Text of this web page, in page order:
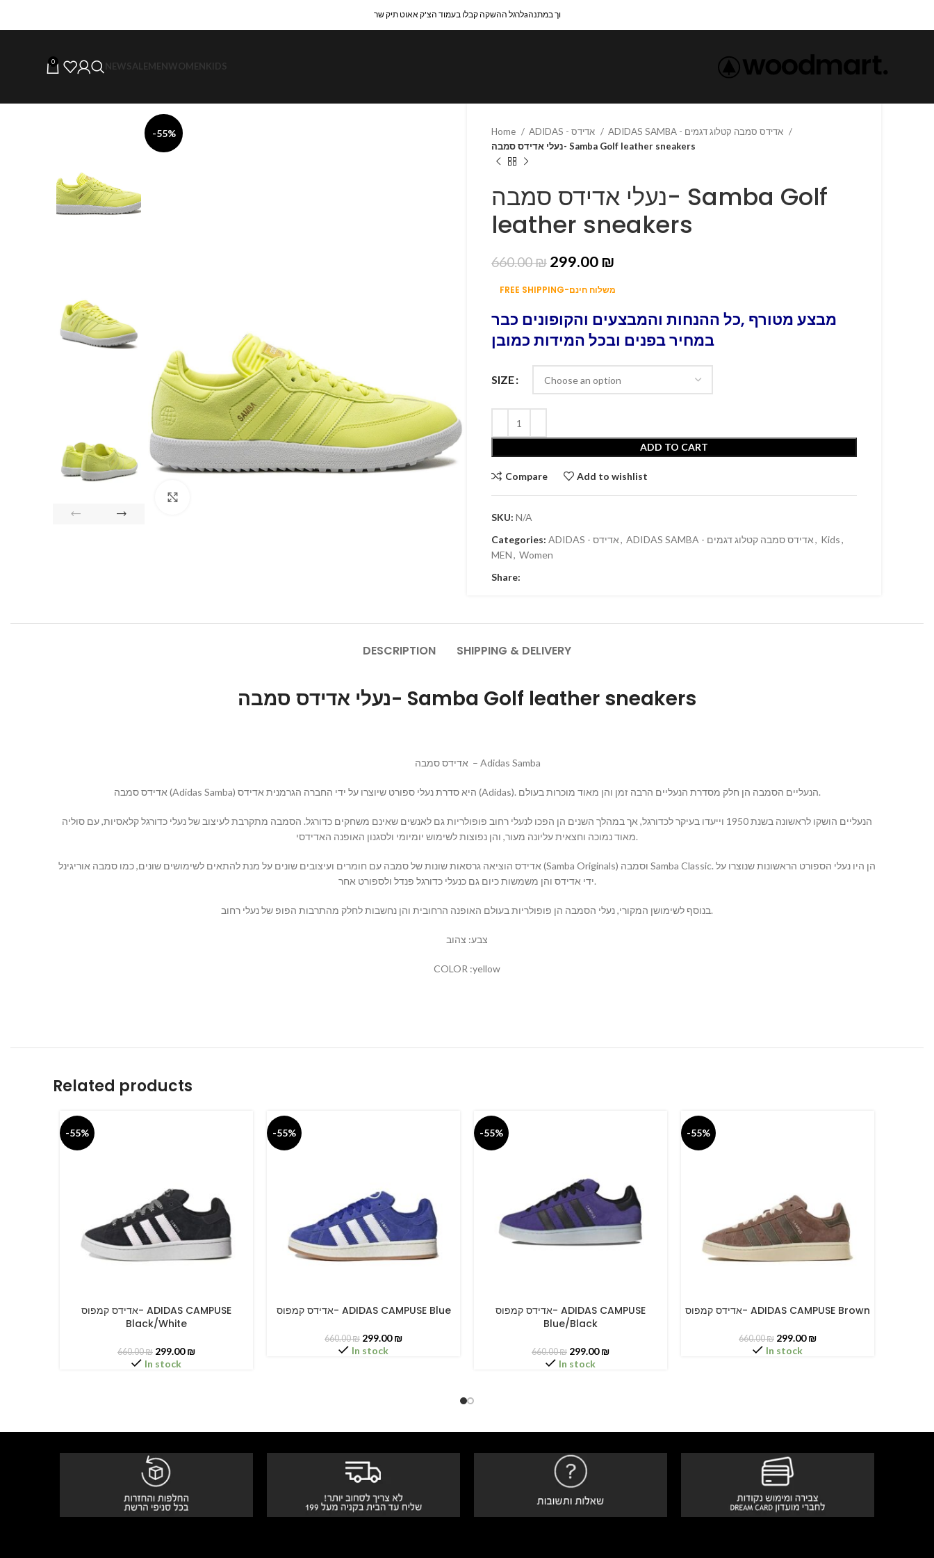
לרגל ההשקה קבלו בעמוד הצ'ק אאוט תיק שרaוך במתנה
0 NEWSALEMENWOMENKIDS
-55% Home
נעלי אדידס סמבה- Samba Golf leather sneakers
נעלי אדידס סמבה- Samba Golf
leather sneakers
660.00₪ 299.00 ₪
FREE SHIPPING-משלוח חינם
מבצע מטורף ,כל ההנחות והמבצעים והקופונים כבר
במחיר בפנים ובכל המידות כמובן
SIZE
ADD TO CART
Compare Add to wishlist
SKU: N/A
Categories:
ADIDAS - אדידס, ADIDAS SAMBA - אדידס סמבה קטלוג דגמים, Kids,
MEN, Women
Share:
DESCRIPTION SHIPPING & DELIVERY
נעלי אדידס סמבה- Samba Golf leather sneakers
אדידס סמבה – Adidas Samba
אדידס סמבה (Adidas Samba) היא סדרת נעלי ספורט שיוצרו על ידי החברה הגרמנית אדידס (Adidas). הנעליים הסמבה הן חלק מסדרת הנעליים הרבה זמן והן מאוד מוכרות בעולם.
הנעליים הושקו לראשונה בשנת 1950 וייעדו בעיקר לכדורגל, אך במהלך השנים הן הפכו לנעלי רחוב פופולריות גם לאנשים שאינם משחקים כדורגל. הסמבה מתקרבת לעיצוב של נעלי כדורגל קלאסיות, עם סוליה
מאוד נמוכה וחצאית עליונה מעור, והן נפוצות לשימוש יומיומי ולסגנון האופנה האדידסי.
אדידס הוציאה גרסאות שונות של סמבה עם חומרים ועיצובים שונים על מנת להתאים לשימושים שונים, כמו סמבה אוריגינל (Samba Originals) וסמבה Samba Classic. הן היו נעלי הספורט הראשונות שנוצרו על
ידי אדידס והן משמשות כיום גם כנעלי כדורגל פנדל ולספורט אחר.
בנוסף לשימושן המקורי, נעלי הסמבה הן פופולריות בעולם האופנה הרחובית והן נחשבות לחלק מהתרבות הפופ של נעלי רחוב.
צבע: צהוב
COLOR :yellow
Related products
-55%
SELECT OPTIONS
אדידס קמפוס- ADIDAS CAMPUSE
Black/White
660.00₪ 299.00₪
In stock
-55%
SELECT OPTIONSאדידס קמפוס- ADIDAS CAMPUSE Blue
660.00₪ 299.00₪
In stock
-55%
SELECT OPTIONS
אדידס קמפוס- ADIDAS CAMPUSE
Blue/Black
660.00₪ 299.00₪
In stock
-55%
SELECT OPTIONSאדידס קמפוס- ADIDAS CAMPUSE Brown
660.00₪ 299.00₪
In stock